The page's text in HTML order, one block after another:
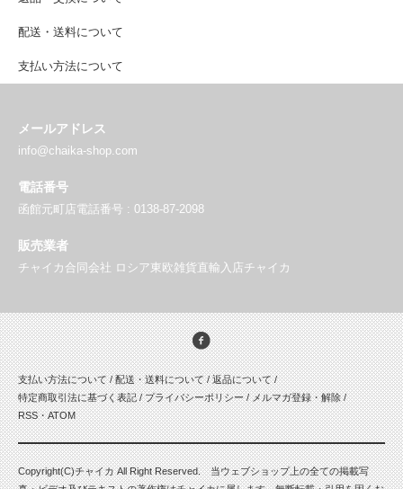
配送・送料について
支払い方法について
メールアドレス
info@chaika-shop.com
電話番号
函館元町店電話番号 : 0138-87-2098
販売業者
チャイカ合同会社 ロシア東欧雑貨直輸入店チャイカ
支払い方法について/ 配送・送料について/ 返品について/
特定商取引法に基づく表記/ プライバシーポリシー/ メルマガ登録・解除/
RSS・ATOM
Copyright(C)チャイカ All Right Reserved. 当ウェブショップ上の全ての掲載写